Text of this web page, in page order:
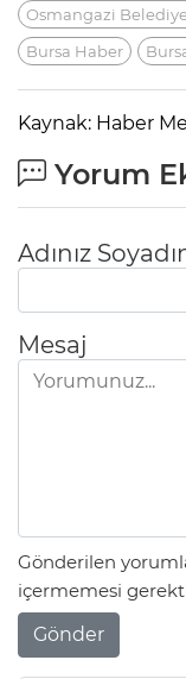
Osmangazi
Bursa Haber
Kaynak: Haber
Yorum
Adınız
Mesaj
Gönderilen
içermemesi
Gönder